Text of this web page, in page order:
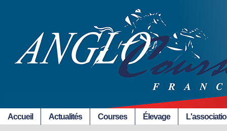
Accueil Actualités Courses Élevage